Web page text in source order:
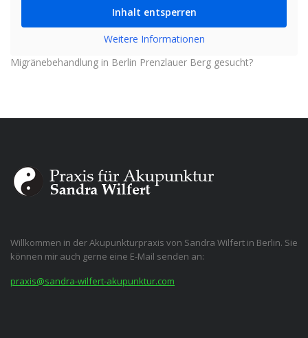
Inhalt entsperren
Weitere Informationen
Migränebehandlung in Berlin Prenzlauer Berg gesucht?
Willkommen in der Akupunkturpraxis von Sandra Wilfert in Berlin. Sie
können mir auch gerne eine E-Mail senden an:
praxis@sandra-wilfert-akupunktur.com